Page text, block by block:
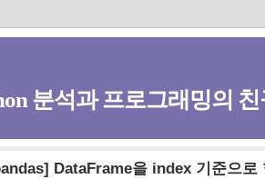
분석과 프로그래밍의 친
DataFrame을 index 기준으